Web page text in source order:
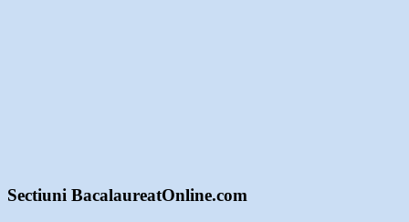
Sectiuni BacalaureatOnline.com